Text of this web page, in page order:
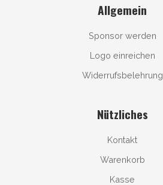
Allgemein
Sponsor werden
Logo einreichen
Widerrufsbelehrung
Nützliches
Kontakt
Warenkorb
Kasse